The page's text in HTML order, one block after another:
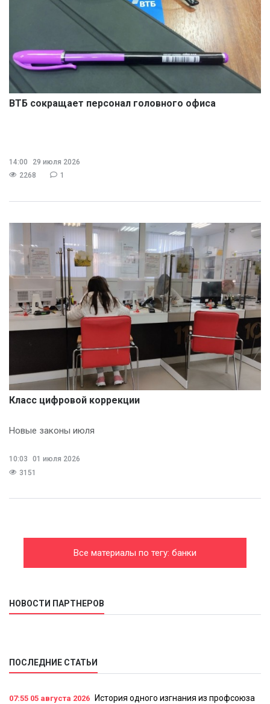
ВТБ сокращает персонал головного офиса
14:00
29 июля 2026
2268
1
Класс цифровой коррекции
Новые законы июля
10:03
01 июля 2026
3151
Все материалы по тегу: банки
НОВОСТИ ПАРТНЕРОВ
ПОСЛЕДНИЕ СТАТЬИ
07:55 05 августа 2026 История одного изгнания из профсоюза